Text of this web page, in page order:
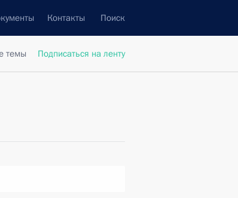
Контакты Поиск
темы Подписаться на ленту